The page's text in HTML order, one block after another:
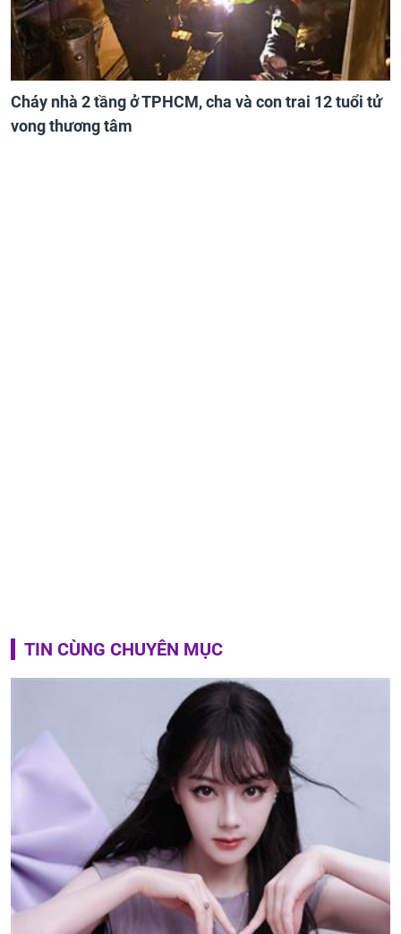
Cháy nhà 2 tầng ở TPHCM, cha và con trai 12 tuổi tử
vong thương tâm
TIN CÙNG CHUYÊN MỤC